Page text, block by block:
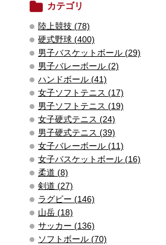
カテゴリ
陸上競技 (78)
硬式野球 (400)
男子バスケットボール (29)
男子バレーボール (2)
ハンドボール (41)
女子ソフトテニス (17)
男子ソフトテニス (19)
女子硬式テニス (24)
男子硬式テニス (39)
女子バレーボール (11)
女子バスケットボール (16)
柔道 (8)
剣道 (27)
ラグビー (146)
山岳 (18)
サッカー (136)
ソフトボール (70)